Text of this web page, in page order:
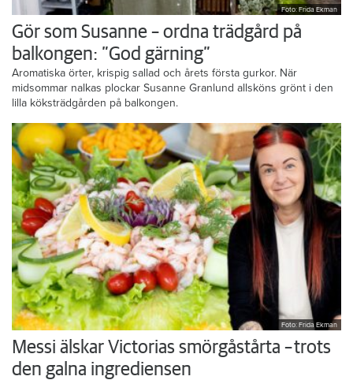
Foto: Frida Ekman
Gör som Susanne – ordna trädgård på
balkongen: ”God gärning”
Aromatiska örter, krispig sallad och årets första gurkor. När
midsommar nalkas plockar Susanne Granlund allsköns grönt i den
lilla köksträdgården på balkongen.
Foto: Frida Ekman
Messi älskar Victorias smörgåstårta – trots
den galna ingrediensen